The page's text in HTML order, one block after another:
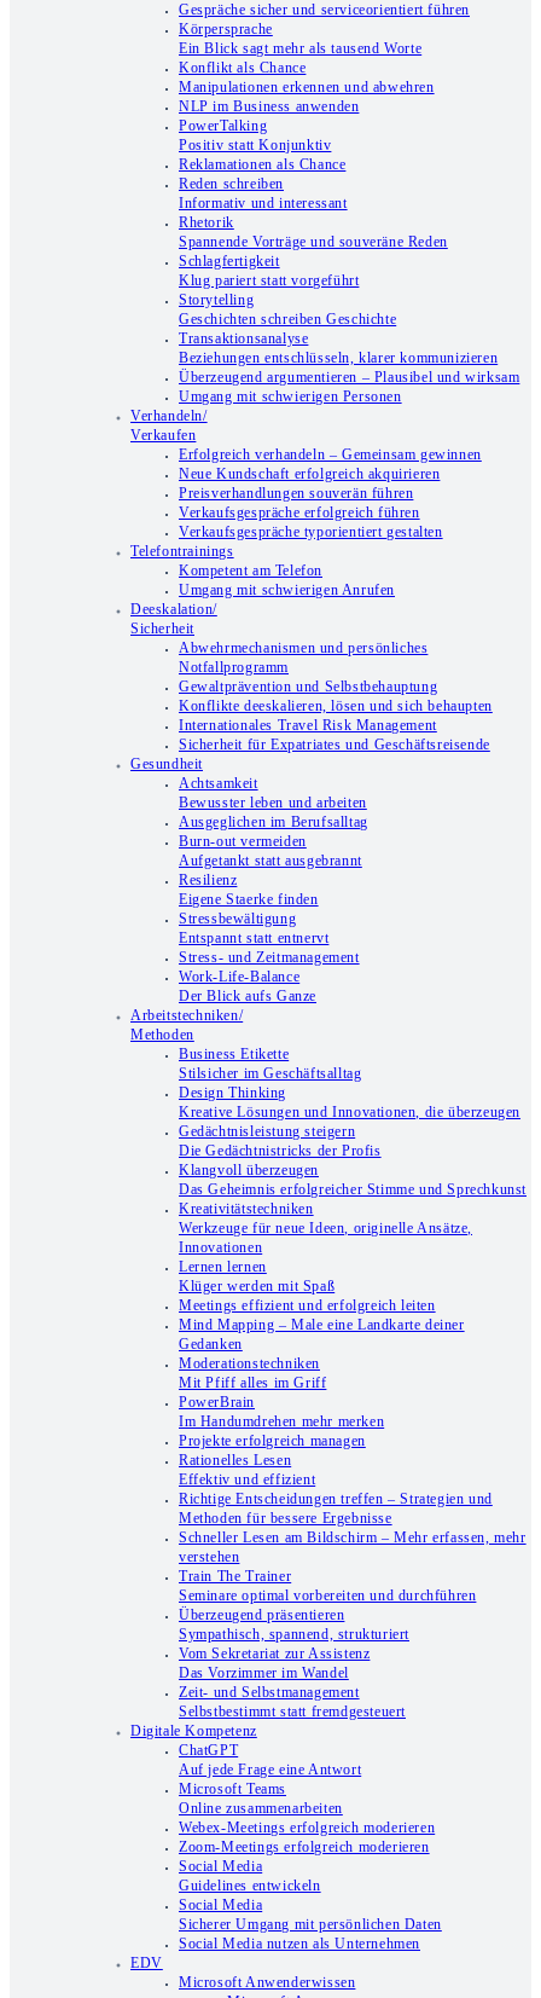
Gespräche sicher und serviceorientiert führen
Körpersprache
Ein Blick sagt mehr als tausend Worte
Konflikt als Chance
Manipulationen erkennen und abwehren
NLP im Business anwenden
PowerTalking
Positiv statt Konjunktiv
Reklamationen als Chance
Reden schreiben
Informativ und interessant
Rhetorik
Spannende Vorträge und souveräne Reden
Schlagfertigkeit
Klug pariert statt vorgeführt
Storytelling
Geschichten schreiben Geschichte
Transaktionsanalyse
Beziehungen entschlüsseln, klarer kommunizieren
Überzeugend argumentieren – Plausibel und wirksam
Umgang mit schwierigen Personen
Verhandeln/
Verkaufen
Erfolgreich verhandeln – Gemeinsam gewinnen
Neue Kundschaft erfolgreich akquirieren
Preisverhandlungen souverän führen
Verkaufsgespräche erfolgreich führen
Verkaufsgespräche typorientiert gestalten
Telefontrainings
Kompetent am Telefon
Umgang mit schwierigen Anrufen
Deeskalation/
Sicherheit
Abwehrmechanismen und persönliches
Notfallprogramm
Gewaltprävention und Selbstbehauptung
Konflikte deeskalieren, lösen und sich behaupten
Internationales Travel Risk Management
Sicherheit für Expatriates und Geschäftsreisende
Gesundheit
Achtsamkeit
Bewusster leben und arbeiten
Ausgeglichen im Berufsalltag
Burn-out vermeiden
Aufgetankt statt ausgebrannt
Resilienz
Eigene Staerke finden
Stressbewältigung
Entspannt statt entnervt
Stress- und Zeitmanagement
Work-Life-Balance
Der Blick aufs Ganze
Arbeitstechniken/
Methoden
Business Etikette
Stilsicher im Geschäftsalltag
Design Thinking
Kreative Lösungen und Innovationen, die überzeugen
Gedächtnisleistung steigern
Die Gedächtnistricks der Profis
Klangvoll überzeugen
Das Geheimnis erfolgreicher Stimme und Sprechkunst
Kreativitätstechniken
Werkzeuge für neue Ideen, originelle Ansätze,
Innovationen
Lernen lernen
Klüger werden mit Spaß
Meetings effizient und erfolgreich leiten
Mind Mapping – Male eine Landkarte deiner
Gedanken
Moderationstechniken
Mit Pfiff alles im Griff
PowerBrain
Im Handumdrehen mehr merken
Projekte erfolgreich managen
Rationelles Lesen
Effektiv und effizient
Richtige Entscheidungen treffen – Strategien und
Methoden für bessere Ergebnisse
Schneller Lesen am Bildschirm – Mehr erfassen, mehr
verstehen
Train The Trainer
Seminare optimal vorbereiten und durchführen
Überzeugend präsentieren
Sympathisch, spannend, strukturiert
Vom Sekretariat zur Assistenz
Das Vorzimmer im Wandel
Zeit- und Selbstmanagement
Selbstbestimmt statt fremdgesteuert
Digitale Kompetenz
ChatGPT
Auf jede Frage eine Antwort
Microsoft Teams
Online zusammenarbeiten
Webex-Meetings erfolgreich moderieren
Zoom-Meetings erfolgreich moderieren
Social Media
Guidelines entwickeln
Social Media
Sicherer Umgang mit persönlichen Daten
Social Media nutzen als Unternehmen
EDV
Microsoft Anwenderwissen